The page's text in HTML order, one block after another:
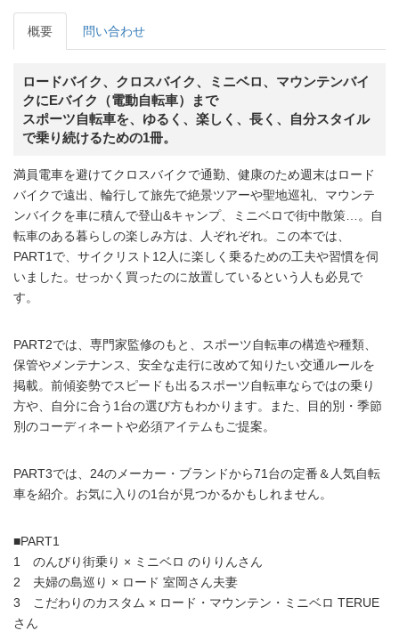
概要 問い合わせ
ロードバイク、クロスバイク、ミニベロ、マウンテンバイ
クにEバイク（電動自転車）まで
スポーツ自転車を、ゆるく、楽しく、長く、自分スタイル
で乗り続けるための1冊。
満員電車を避けてクロスバイクで通勤、健康のため週末はロード
バイクで遠出、輪行して旅先で絶景ツアーや聖地巡礼、マウンテ
ンバイクを車に積んで登山&キャンプ、ミニベロで街中散策…。自
転車のある暮らしの楽しみ方は、人ぞれぞれ。この本では、
PART1で、サイクリスト12人に楽しく乗るための工夫や習慣を伺
いました。せっかく買ったのに放置しているという人も必見で
す。
PART2では、専門家監修のもと、スポーツ自転車の構造や種類、
保管やメンテナンス、安全な走行に改めて知りたい交通ルールを
掲載。前傾姿勢でスピードも出るスポーツ自転車ならではの乗り
方や、自分に合う1台の選び方もわかります。また、目的別・季節
別のコーディネートや必須アイテムもご提案。
PART3では、24のメーカー・ブランドから71台の定番＆人気自転
車を紹介。お気に入りの1台が見つかるかもしれません。
■PART1
1 のんびり街乗り × ミニベロ のりりんさん
2 夫婦の島巡り × ロード 室岡さん夫妻
3 こだわりのカスタム × ロード・マウンテン・ミニベロ TERUE
さん